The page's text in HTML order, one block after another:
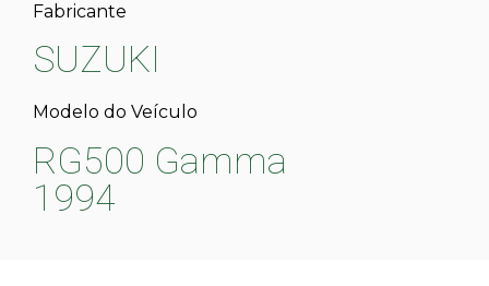
Fabricante
SUZUKI
Modelo do Veículo
RG500 Gamma
1994